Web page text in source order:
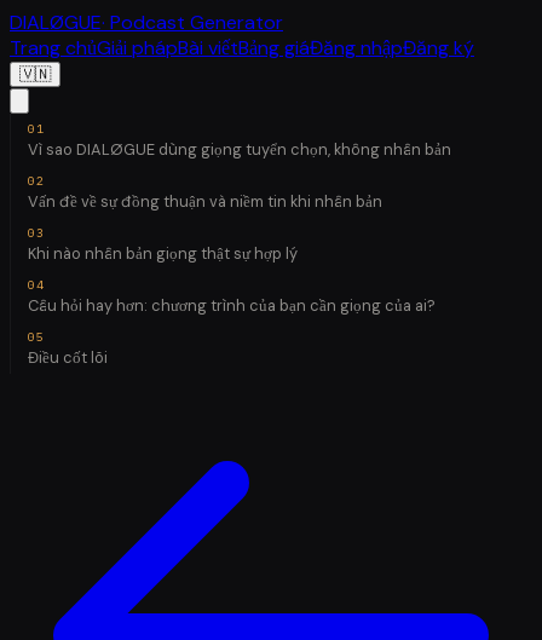
DIALØGUE· Podcast Generator
Trang chủGiải phápBài viếtBảng giáĐăng nhậpĐăng ký
🇻🇳
Vì sao DIALØGUE dùng giọng tuyển chọn, không nhân bản
Vấn đề về sự đồng thuận và niềm tin khi nhân bản
Khi nào nhân bản giọng thật sự hợp lý
Câu hỏi hay hơn: chương trình của bạn cần giọng của ai?
Điều cốt lõi